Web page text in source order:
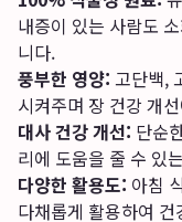
내증이 있는 사람도
니다.
풍부한 영양: 고단백,
시켜주며 장 건강 개
대사 건강 개선: 단순
리에 도움을 줄 수 있
다양한 활용도: 아침
다채롭게 활용하여